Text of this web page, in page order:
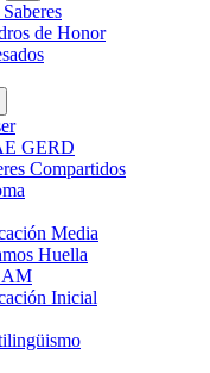
de Honor
GERD
Compartidos
Media
Huella
Inicial